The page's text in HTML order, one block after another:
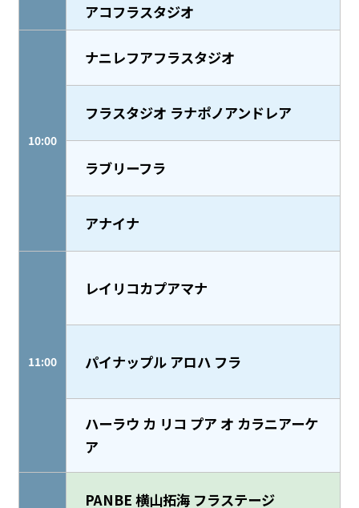
アコフラスタジオ
10:00
ナニレフアフラスタジオ
フラスタジオ ラナポノアンドレア
ラブリーフラ
アナイナ
11:00
レイリコカプアマナ
パイナップル アロハ フラ
ハーラウ カ リコ プア オ カラニアーケ
ア
PANBE 横山拓海 フラステージ